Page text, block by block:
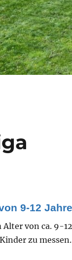
9-12
Alter von ca. 9-
zu messen.